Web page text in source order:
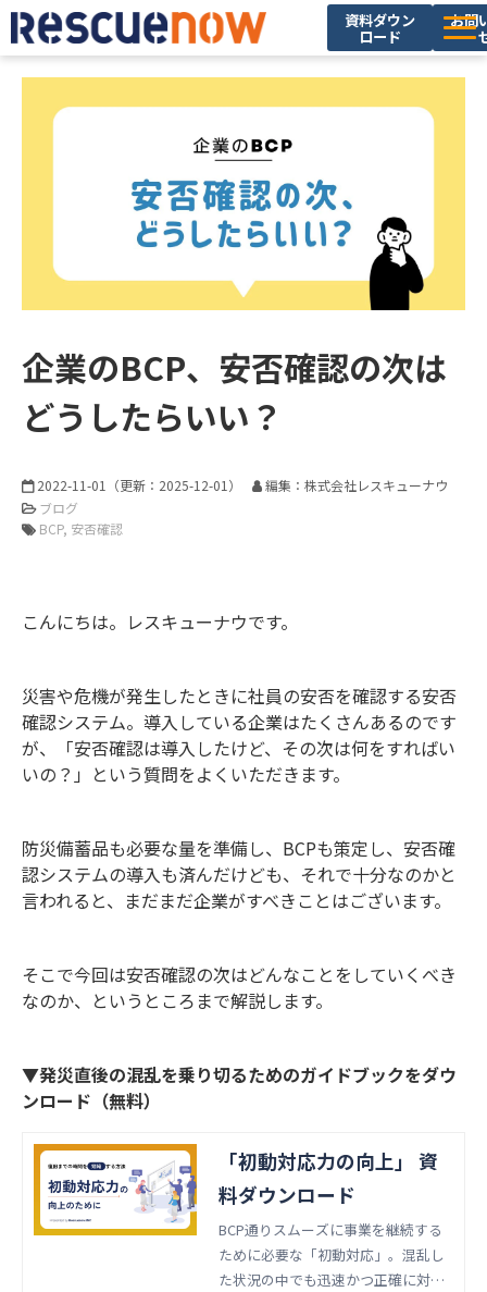
資料ダウン
ロード
お問
サービス
セミナー・イベント
ブログ
お役立ち資料
ニュース
採用情報
企業のBCP、安否確認の次は
どうしたらいい？
2022-11-01 （更新： 2025-12-01 ）
編集：株式会社レスキューナウ
ブログ
BCP 安否確認
こんにちは。レスキューナウです。
災害や危機が発生したときに社員の安否を確認する安否
確認システム。導入している企業はたくさんあるのです
が、「安否確認は導入したけど、その次は何をすればい
いの？」という質問をよくいただきます。
防災備蓄品も必要な量を準備し、BCPも策定し、安否確
認システムの導入も済んだけども、それで十分なのかと
言われると、まだまだ企業がすべきことはございます。
そこで今回は安否確認の次はどんなことをしていくべき
なのか、というところまで解説します。
▼発災直後の混乱を乗り切るためのガイドブックをダウ
ンロード（無料）
「初動対応力の向上」 資
料ダウンロード
BCP通りスムーズに事業を継続する
ために必要な「初動対応」。混乱し
た状況の中でも迅速かつ正確に対応